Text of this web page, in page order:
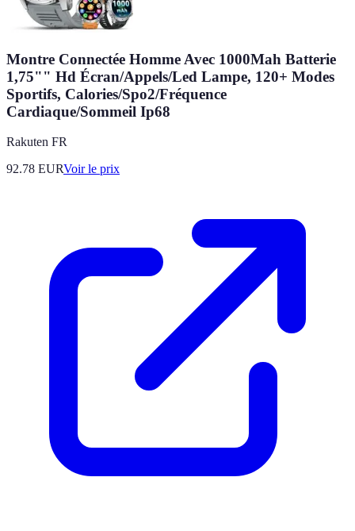
Montre Connectée Homme Avec 1000Mah Batterie
1,75"" Hd Écran/Appels/Led Lampe, 120+ Modes
Sportifs, Calories/Spo2/Fréquence
Cardiaque/Sommeil Ip68
Rakuten FR
92.78 EURVoir le prix